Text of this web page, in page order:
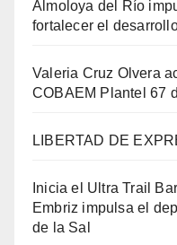
Almoloya del Río
fortalecer el
Valeria Cruz Olvera
COBAEM Plantel 67
LIBERTAD DE
Inicia el Ultra Trail
Embriz impulsa el
de la Sal